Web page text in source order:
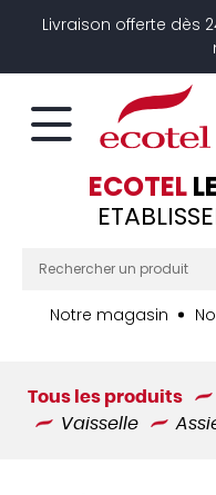
Livraison offerte dès
ECOTEL
Notre magasin
Tous les produits
Vaisselle
Panneau de gestion des